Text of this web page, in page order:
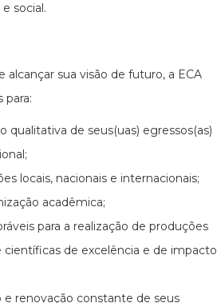
social.
alcançar sua visão de futuro, a ECA
para:
qualitativa de seus(uas) egressos(as)
locais, nacionais e internacionais;
acadêmica;
para a realização de produções
científicas de excelência e de impacto
e renovação constante de seus